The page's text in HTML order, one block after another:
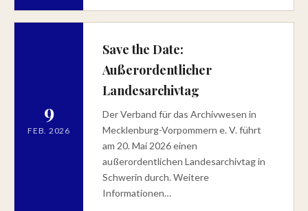
9
FEB. 2026
Save the Date:
Außerordentlicher
Landesarchivtag
Der Verband für das Archivwesen in
Mecklenburg-Vorpommern e. V. führt
am 20. Mai 2026 einen
außerordentlichen Landesarchivtag in
Schwerin durch. Weitere
Informationen…